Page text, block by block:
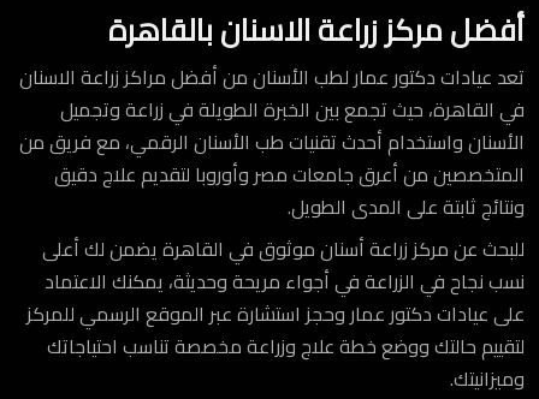
أفضلمركز زراعة الاسنان بالقاهرة
تعد عيادات دكتور عمار لطب الأسنان من أفضل مراكز زراعة الاسنان
في القاهرة، حيث تجمع بين الخبرة الطويلة في زراعة وتجميل
الأسنان واستخدام أحدث تقنيات طب الأسنان الرقمي، مع فريق من
المتخصصين من أعرق جامعات مصر وأوروبا لتقديم علاج دقيق
ونتائج ثابتة على المدى الطويل.
للبحث عن مركز زراعة أسنان موثوق في القاهرة يضمن لك أعلى
نسب نجاح في الزراعة في أجواء مريحة وحديثة، يمكنك الاعتماد
على عيادات دكتور عمار وحجز استشارة عبر الموقع الرسمي للمركز
لتقييم حالتك ووضع خطة علاج وزراعة مخصصة تناسب احتياجاتك
وميزانيتك.